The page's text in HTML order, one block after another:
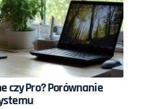
czy Pro? Porównanie